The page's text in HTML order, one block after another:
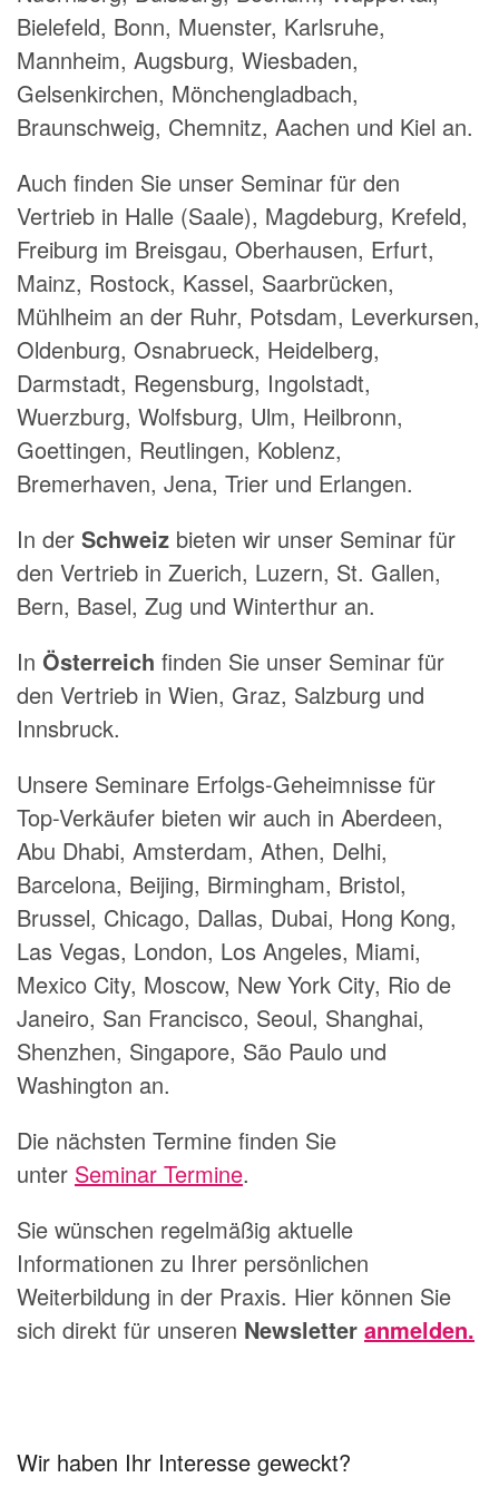
Bielefeld, Bonn, Muenster, Karlsruhe,
Mannheim, Augsburg, Wiesbaden,
Gelsenkirchen, Mönchengladbach,
Braunschweig, Chemnitz, Aachen und Kiel an.
Auch finden Sie unser Seminar für den
Vertrieb in Halle (Saale), Magdeburg, Krefeld,
Freiburg im Breisgau, Oberhausen, Erfurt,
Mainz, Rostock, Kassel, Saarbrücken,
Mühlheim an der Ruhr, Potsdam, Leverkursen,
Oldenburg, Osnabrueck, Heidelberg,
Darmstadt, Regensburg, Ingolstadt,
Wuerzburg, Wolfsburg, Ulm, Heilbronn,
Goettingen, Reutlingen, Koblenz,
Bremerhaven, Jena, Trier und Erlangen.
In der Schweiz bieten wir unser Seminar für
den Vertrieb in Zuerich, Luzern, St. Gallen,
Bern, Basel, Zug und Winterthur an.
In Österreich finden Sie unser Seminar für
den Vertrieb in Wien, Graz, Salzburg und
Innsbruck.
Unsere Seminare Erfolgs-Geheimnisse für
Top-Verkäufer bieten wir auch in Aberdeen,
Abu Dhabi, Amsterdam, Athen, Delhi,
Barcelona, Beijing, Birmingham, Bristol,
Brussel, Chicago, Dallas, Dubai, Hong Kong,
Las Vegas, London, Los Angeles, Miami,
Mexico City, Moscow, New York City, Rio de
Janeiro, San Francisco, Seoul, Shanghai,
Shenzhen, Singapore, São Paulo und
Washington an.
Die nächsten Termine finden Sie
unter Seminar Termine.
Sie wünschen regelmäßig aktuelle
Informationen zu Ihrer persönlichen
Weiterbildung in der Praxis. Hier können Sie
sich direkt für unseren Newsletter anmelden.
Wir haben Ihr Interesse geweckt?